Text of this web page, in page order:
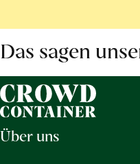
Das sagen
Über uns